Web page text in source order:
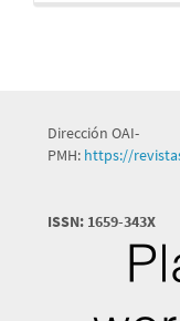
Dirección OAI-
PMH: https://
ISSN: 1659-343X